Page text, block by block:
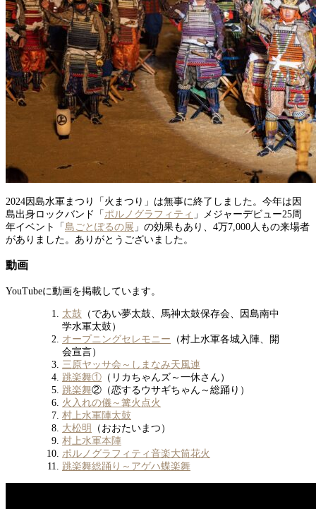
2024因島水軍まつり「火まつり」は無事に終了しました。今年は因
島出身ロックバンド「 ポルノグラフィティ 」メジャーデビュー25周
年イベント「 島ごとぽるの展 」の効果もあり、4万7,000人もの来場者
がありました。ありがとうございました。
動画
YouTubeに動画を掲載しています。
太鼓 （であい夢太鼓、馬神太鼓保存会、因島南中
学水軍太鼓）
オープニングセレモニー （村上水軍各城入陣、開
会宣言）
三原ヤッサ会～しまなみ天風連
跳楽舞① （リカちゃんズ～一休さん）
跳楽舞②（恋するウサギちゃん～総踊り）
火入れの儀～篝火点火
村上水軍陣太鼓
大松明
（おおたいまつ）
村上水軍本陣
ポルノグラフィティ音楽大筒花火
跳楽舞総踊り～アゲハ蝶楽舞